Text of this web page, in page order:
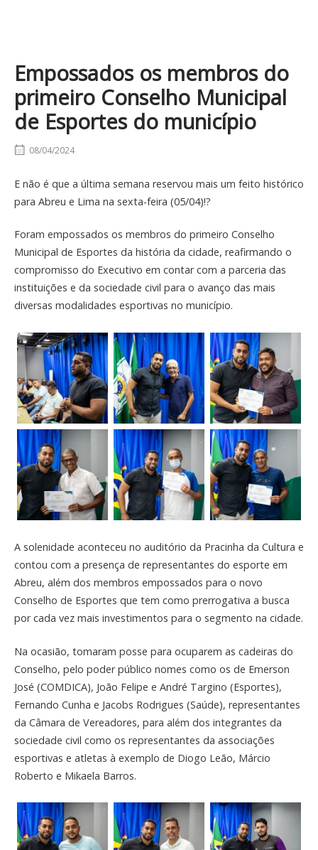
Empossados os membros do
primeiro Conselho Municipal
de Esportes do município
08/04/2024
E não é que a última semana reservou mais um feito histórico
para Abreu e Lima na sexta-feira (05/04)!?
Foram empossados os membros do primeiro Conselho
Municipal de Esportes da história da cidade, reafirmando o
compromisso do Executivo em contar com a parceria das
instituições e da sociedade civil para o avanço das mais
diversas modalidades esportivas no município.
A solenidade aconteceu no auditório da Pracinha da Cultura e
contou com a presença de representantes do esporte em
Abreu, além dos membros empossados para o novo
Conselho de Esportes que tem como prerrogativa a busca
por cada vez mais investimentos para o segmento na cidade.
Na ocasião, tomaram posse para ocuparem as cadeiras do
Conselho, pelo poder público nomes como os de Emerson
José (COMDICA), João Felipe e André Targino (Esportes),
Fernando Cunha e Jacobs Rodrigues (Saúde), representantes
da Câmara de Vereadores, para além dos integrantes da
sociedade civil como os representantes da associações
esportivas e atletas à exemplo de Diogo Leão, Márcio
Roberto e Mikaela Barros.